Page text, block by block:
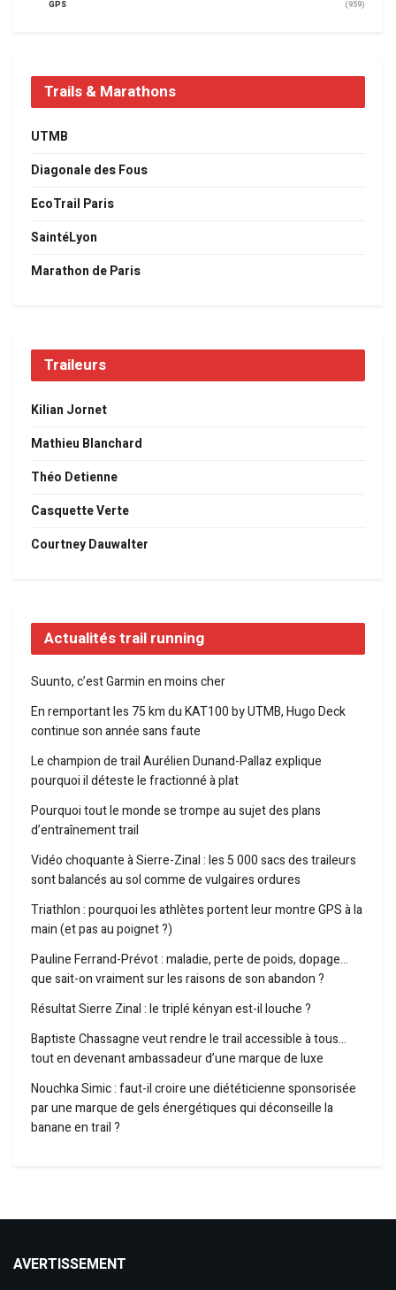
GPS
(959)
Trails & Marathons
UTMB
Diagonale des Fous
EcoTrail Paris
SaintéLyon
Marathon de Paris
Traileurs
Kilian Jornet
Mathieu Blanchard
Théo Detienne
Casquette Verte
Courtney Dauwalter
Actualités trail running
Suunto, c’est Garmin en moins cher
En remportant les 75 km du KAT100 by UTMB, Hugo Deck
continue son année sans faute
Le champion de trail Aurélien Dunand-Pallaz explique
pourquoi il déteste le fractionné à plat
Pourquoi tout le monde se trompe au sujet des plans
d’entraînement trail
Vidéo choquante à Sierre-Zinal : les 5 000 sacs des traileurs
sont balancés au sol comme de vulgaires ordures
Triathlon : pourquoi les athlètes portent leur montre GPS à la
main (et pas au poignet ?)
Pauline Ferrand-Prévot : maladie, perte de poids, dopage…
que sait-on vraiment sur les raisons de son abandon ?
Résultat Sierre Zinal : le triplé kényan est-il louche ?
Baptiste Chassagne veut rendre le trail accessible à tous…
tout en devenant ambassadeur d’une marque de luxe
Nouchka Simic : faut-il croire une diététicienne sponsorisée
par une marque de gels énergétiques qui déconseille la
banane en trail ?
AVERTISSEMENT